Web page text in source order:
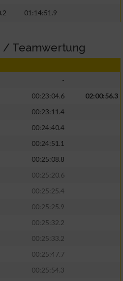
01:14:51.9
/ Teamwertung
-
00:23:04.6
02:00:56.3
00:23:11.4
00:24:40.4
00:24:51.1
00:25:08.8
00:25:20.6
00:25:25.4
00:25:25.9
00:25:32.2
00:25:33.2
00:25:47.7
00:25:54.3